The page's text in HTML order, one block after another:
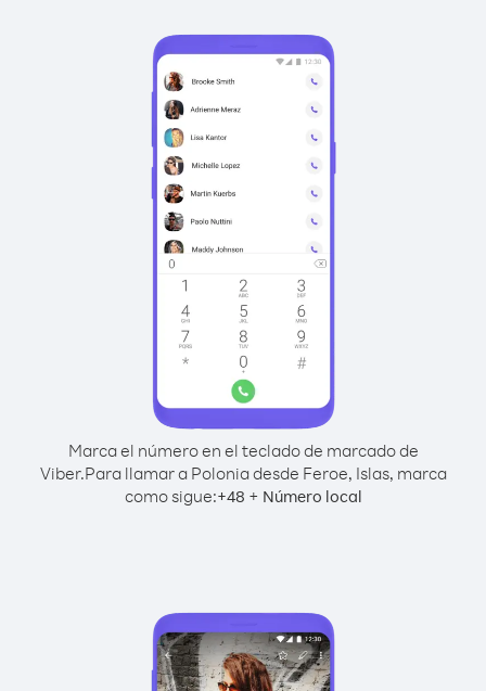
Marca el número en el teclado de marcado de
Viber.Para llamar a Polonia desde Feroe, Islas, marca
como sigue:+48 + Número local